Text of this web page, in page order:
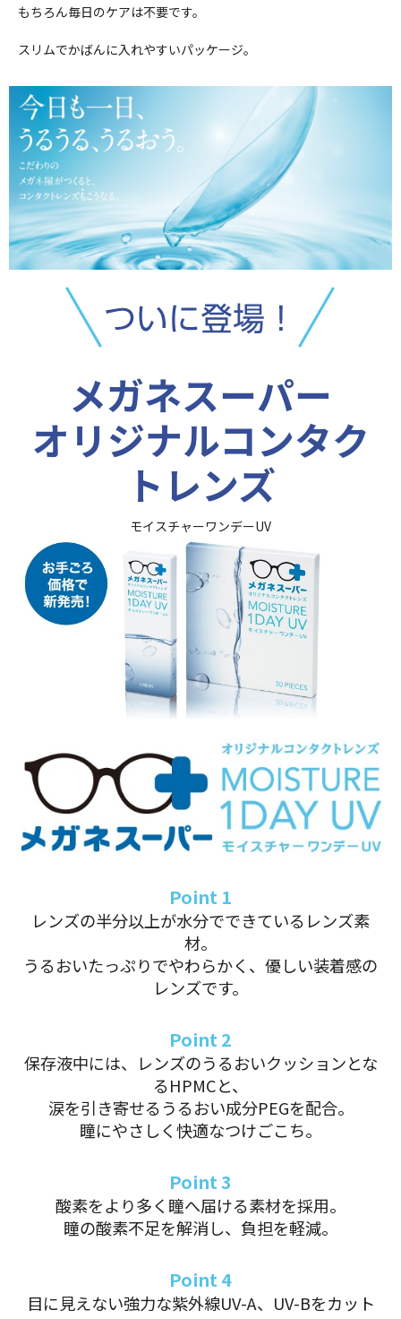
もちろん毎日のケアは不要です。
スリムでかばんに入れやすいパッケージ。
メガネスーパー
オリジナルコンタク
トレンズ
モイスチャーワンデーUV
Point 1
レンズの半分以上が水分でできているレンズ素
材。
うるおいたっぷりでやわらかく、優しい装着感の
レンズです。
Point 2
保存液中には、レンズのうるおいクッションとな
るHPMCと、
涙を引き寄せるうるおい成分PEGを配合。
瞳にやさしく快適なつけごこち。
Point 3
酸素をより多く瞳へ届ける素材を採用。
瞳の酸素不足を解消し、負担を軽減。
Point 4
目に見えない強力な紫外線UV-A、UV-Bをカット